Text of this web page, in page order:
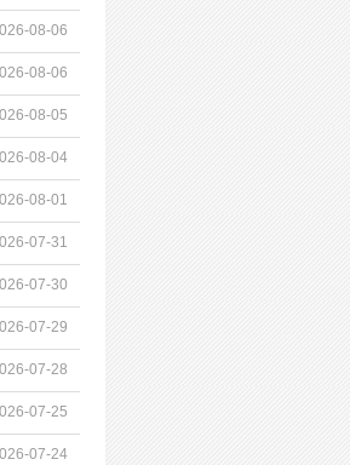
08-06
08-06
08-05
08-04
08-01
07-31
07-30
07-29
07-28
07-25
07-24